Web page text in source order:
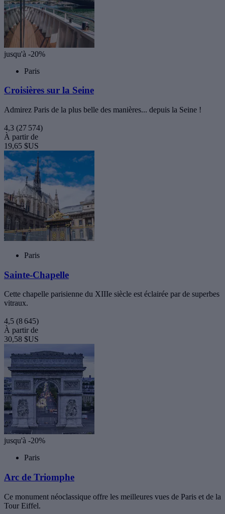
jusqu'à -20%
Paris
Croisières sur la Seine
Admirez Paris de la plus belle des manières... depuis la Seine !
4,3 (27 574)
À partir de
19,65 $US
Paris
Sainte-Chapelle
Cette chapelle parisienne du XIIIe siècle est éclairée par de superbes
vitraux.
4,5 (8 645)
À partir de
30,58 $US
jusqu'à -20%
Paris
Arc de Triomphe
Ce monument néoclassique offre les meilleures vues de Paris et de la
Tour Eiffel.